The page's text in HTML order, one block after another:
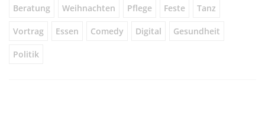
Beratung Weihnachten Pflege Feste Tanz
Vortrag Essen Comedy Digital Gesundheit
Politik